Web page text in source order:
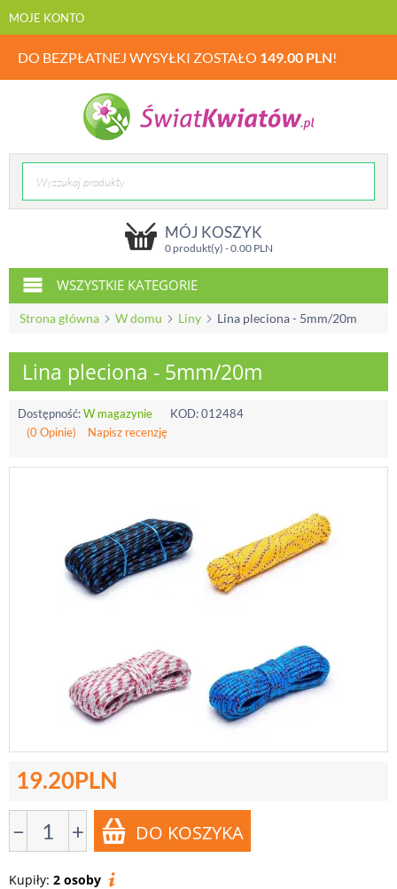
MOJE KONTO
DO BEZPŁATNEJ WYSYŁKI ZOSTAŁO 149.00 PLN!
MÓJ KOSZYK
0 produkt(y) -0.00PLN
WSZYSTKIE KATEGORIE
Strona główna W domu Liny Lina pleciona - 5mm/20m
Lina pleciona - 5mm/20m
Dostępność:W magazynie KOD:012484
(0 Opinie)
Napisz recenzję
19.20PLN
− +
Kupiły: 2 osoby